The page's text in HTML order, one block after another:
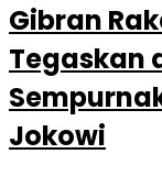
Gibran
Tegaskan
Jokowi